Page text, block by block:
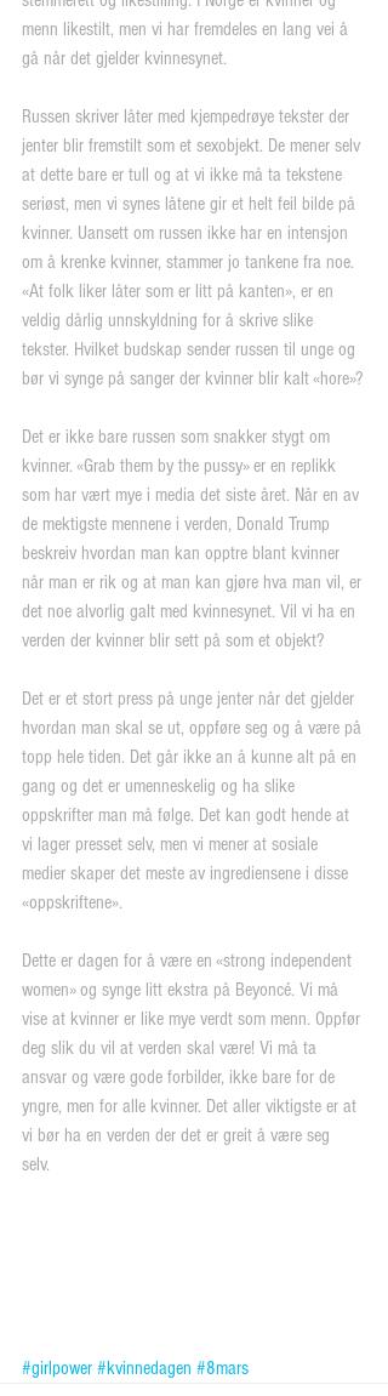
menn likestilt, men vi har fremdeles en lang vei å
gå når det gjelder kvinnesynet.
Russen skriver låter med kjempedrøye tekster der
jenter blir fremstilt som et sexobjekt. De mener selv
at dette bare er tull og at vi ikke må ta tekstene
seriøst, men vi synes låtene gir et helt feil bilde på
kvinner. Uansett om russen ikke har en intensjon
om å krenke kvinner, stammer jo tankene fra noe.
«At folk liker låter som er litt på kanten», er en
veldig dårlig unnskyldning for å skrive slike
tekster. Hvilket budskap sender russen til unge og
bør vi synge på sanger der kvinner blir kalt «hore»?
Det er ikke bare russen som snakker stygt om
kvinner. «Grab them by the pussy» er en replikk
som har vært mye i media det siste året. Når en av
de mektigste mennene i verden, Donald Trump
beskreiv hvordan man kan opptre blant kvinner
når man er rik og at man kan gjøre hva man vil, er
det noe alvorlig galt med kvinnesynet. Vil vi ha en
verden der kvinner blir sett på som et objekt?
Det er et stort press på unge jenter når det gjelder
hvordan man skal se ut, oppføre seg og å være på
topp hele tiden. Det går ikke an å kunne alt på en
gang og det er umenneskelig og ha slike
oppskrifter man må følge. Det kan godt hende at
vi lager presset selv, men vi mener at sosiale
medier skaper det meste av ingrediensene i disse
«oppskriftene».
Dette er dagen for å være en «strong independent
women» og synge litt ekstra på Beyoncé. Vi må
vise at kvinner er like mye verdt som menn. Oppfør
deg slik du vil at verden skal være! Vi må ta
ansvar og være gode forbilder, ikke bare for de
yngre, men for alle kvinner. Det aller viktigste er at
vi bør ha en verden der det er greit å være seg
selv.
#girlpower #kvinnedagen #8mars